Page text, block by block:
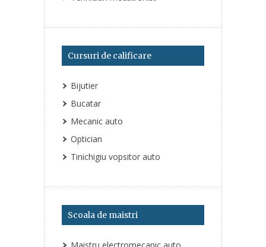
Cursuri de calificare
Bijutier
Bucatar
Mecanic auto
Optician
Tinichigiu vopsitor auto
Scoala de maistri